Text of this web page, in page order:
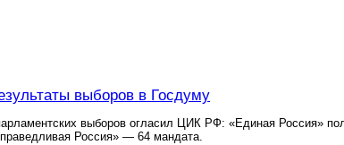
выборов в Госдуму
выборов огласил ЦИК РФ: «Единая Россия»
Россия» — 64 мандата.